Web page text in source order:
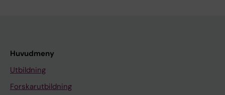
Huvudmeny
Utbildning
Forskarutbildning